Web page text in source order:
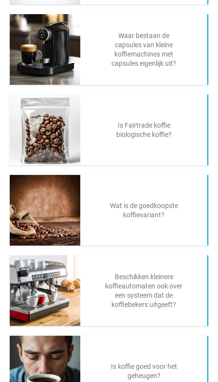
Waar bestaan de
capsules van kleine
koffiemachines met
capsules eigenlijk uit?
Is Fairtrade koffie
biologische koffie?
Wat is de goedkoopste
koffievariant?
Beschikken kleinere
koffieautomaten ook over
een systeem dat de
koffiebekers uitgeeft?
Is koffie goed voor het
geheugen?